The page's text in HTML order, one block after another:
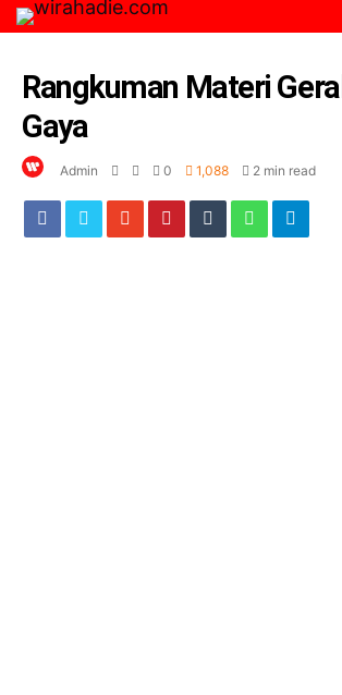
Rangkuman Materi
Gaya
Admin 0 1,088 2 min read